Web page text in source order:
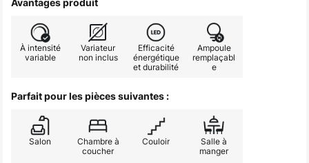
Avantages produit
À intensité
variable
Variateur
non inclus
Efficacité
énergétique
et durabilité
Ampoule
remplaçabl
e
Parfait pour les pièces suivantes :
Salon
Chambre à
coucher
Couloir
Salle à
manger